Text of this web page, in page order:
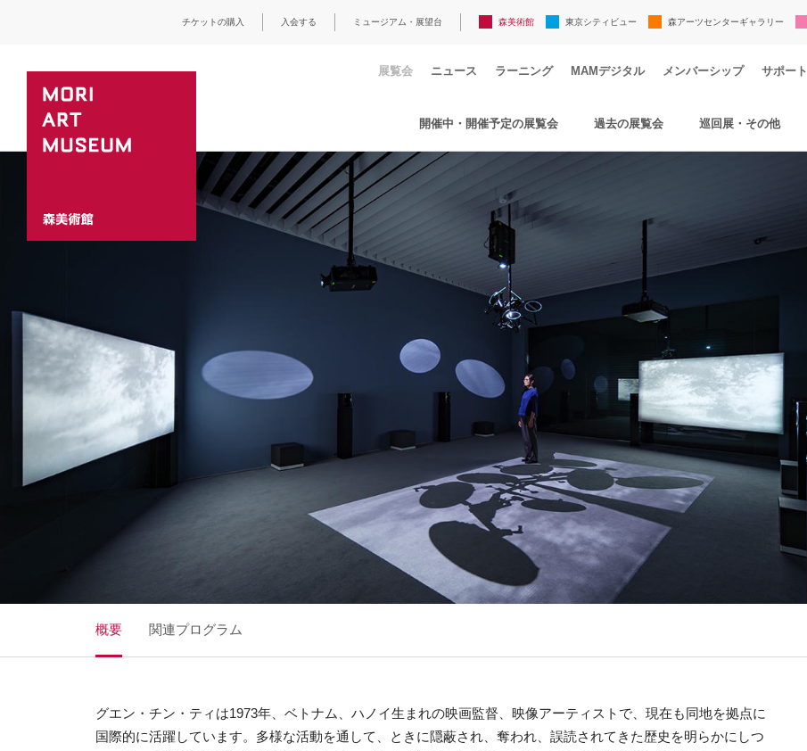
チケットの購入 入会する ミュージアム・展望台 森美術館 東京シティビュー 森アーツセンターギャラリー
展覧会 ニュース ラーニング MAMデジタル メンバーシップ サポート
開催中・開催予定の展覧会 過去の展覧会 巡回展・その他
概要 関連プログラム
グエン・チン・ティは1973年、ベトナム、ハノイ生まれの映画監督、映像アーティストで、現在も同地を拠点に
国際的に活躍しています。多様な活動を通して、ときに隠蔽され、奪われ、誤読されてきた歴史を明らかにしつ